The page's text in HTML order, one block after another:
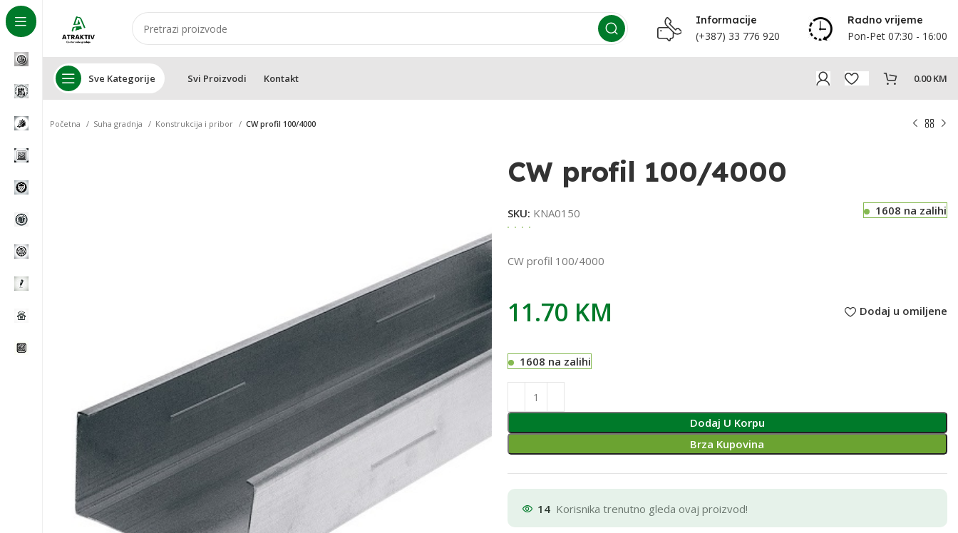
Informacije
(+387) 33 776 920
Radno vrijeme
Pon-Pet 07:30 - 16:00
Sve Kategorije Svi Proizvodi Kontakt 0.00KM
Početna Suha gradnja Konstrukcija i pribor CW profil 100/4000
CW profil 100/4000
SKU: KNA0150 1608 na zalihi
CW profil 100/4000
11.70 KM Dodaj u omiljene
1608 na zalihi
Dodaj U Korpu
Brza Kupovina
14 Korisnika trenutno gleda ovaj proizvod!